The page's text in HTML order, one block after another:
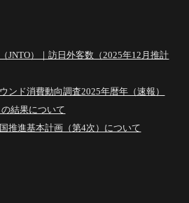
JNTO）｜訪日外客数（2025年12月推計
ンド消費動向調査2025年暦年（速報）
結果について
推進基本計画（第4次）について